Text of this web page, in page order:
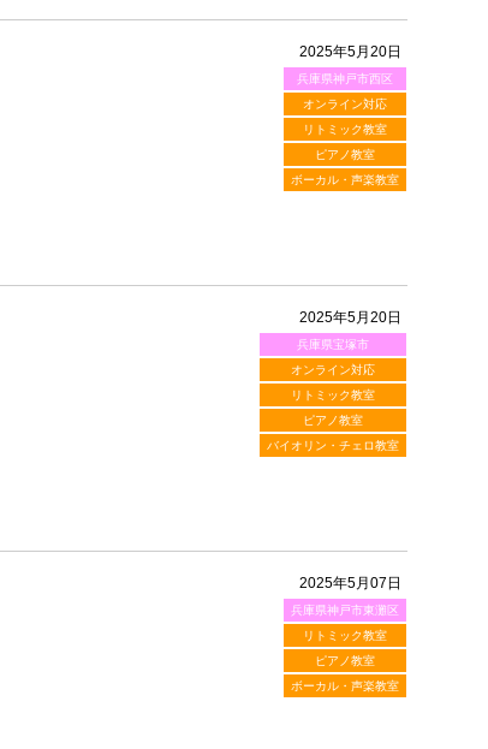
2025年5月20日
兵庫県神戸市西区
オンライン対応
リトミック教室
ピアノ教室
ボーカル・声楽教室
2025年5月20日
兵庫県宝塚市
オンライン対応
リトミック教室
ピアノ教室
バイオリン・チェロ教室
2025年5月07日
兵庫県神戸市東灘区
リトミック教室
ピアノ教室
ボーカル・声楽教室